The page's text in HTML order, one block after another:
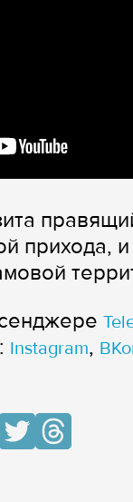
прихода,
Instagram,